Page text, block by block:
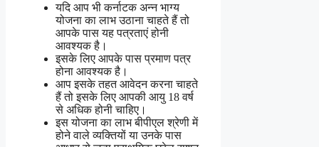
यदि आप भी कर्नाटक अन्न भाग्य
योजना का लाभ उठाना चाहते हैं तो
आपके पास यह पत्रताएं होनी
आवश्यक है।
इसके लिए आपके पास प्रमाण पत्र
होना आवश्यक है।
आप इसके तहत आवेदन करना चाहते
हैं तो इसके लिए आपकी आयु 18 वर्ष
से अधिक होनी चाहिए।
इस योजना का लाभ बीपीएल श्रेणी में
होने वाले व्यक्तियों या उनके पास